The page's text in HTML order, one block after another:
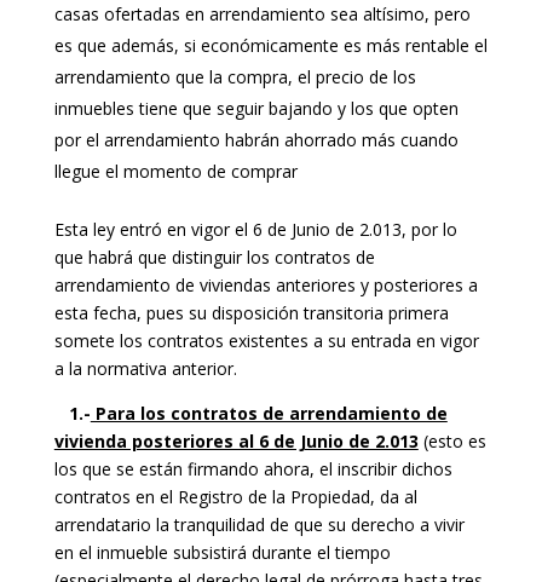
casas ofertadas en arrendamiento sea altísimo, pero
es que además, si económicamente es más rentable el
arrendamiento que la compra, el precio de los
inmuebles tiene que seguir bajando y los que opten
por el arrendamiento habrán ahorrado más cuando
llegue el momento de comprar
Esta ley entró en vigor el 6 de Junio de 2.013, por lo
que habrá que distinguir los contratos de
arrendamiento de viviendas anteriores y posteriores a
esta fecha, pues su disposición transitoria primera
somete los contratos existentes a su entrada en vigor
a la normativa anterior.
1.- Para los contratos de arrendamiento de
vivienda posteriores al 6 de Junio de 2.013 (esto es
los que se están firmando ahora, el inscribir dichos
contratos en el Registro de la Propiedad, da al
arrendatario la tranquilidad de que su derecho a vivir
en el inmueble subsistirá durante el tiempo